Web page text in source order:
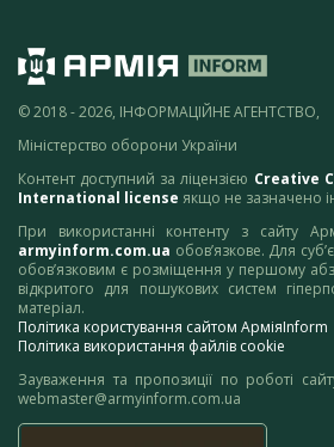
© 2018 - 2026, ІНФОРМАЦІЙНЕ АГЕНТСТВО,
Міністерство оборони України
Контент доступний за ліцензією Creative
International license якщо не зазначено
При використанні контенту з сайту
armyinform.com.ua обов’язкове. Для
обов’язковим є розміщення у першому
відкритого для пошукових систем
матеріал.
Політика користування сайтом АрміяInform
Політика використання файлів cookie
Зауваження та пропозиції по роботі
webmaster@armyinform.com.ua